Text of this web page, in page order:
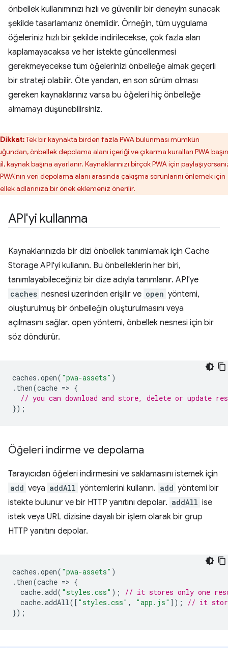
önbellek kullanımınızı hızlı ve güvenilir bir deneyim sunacak
şekilde tasarlamanız önemlidir. Örneğin, tüm uygulama
öğeleriniz hızlı bir şekilde indirilecekse, çok fazla alan
kaplamayacaksa ve her istekte güncellenmesi
gerekmeyecekse tüm öğelerinizi önbelleğe almak geçerli
bir strateji olabilir. Öte yandan, en son sürüm olması
gereken kaynaklarınız varsa bu öğeleri hiç önbelleğe
almamayı düşünebilirsiniz.
Dikkat:Tek bir kaynakta birden fazla PWA bulunması mümkün
önbellek depolama alanı içeriği ve çıkarma kuralları PWA
kaynak başına ayarlanır. Kaynaklarınızı birçok PWA için
veri depolama alanı arasında çakışma sorunlarını önlemek için
adlarınıza bir önek eklemeniz önerilir.
API'yi kullanma
Kaynaklarınızda bir dizi önbellek tanımlamak için Cache
Storage API'yi kullanın. Bu önbelleklerin her biri,
tanımlayabileceğiniz bir dize adıyla tanımlanır. API'ye
caches nesnesi üzerinden erişilir ve open yöntemi,
oluşturulmuş bir önbelleğin oluşturulmasını veya
açılmasını sağlar. open yöntemi, önbellek nesnesi için bir
söz döndürür.
caches .open( "pwa-assets" )
. then(cache => {
// you can download and store, delete or update
});
Öğeleri indirme ve depolama
Tarayıcıdan öğeleri indirmesini ve saklamasını istemek için
add veya addAll yöntemlerini kullanın. add yöntemi bir
istekte bulunur ve bir HTTP yanıtını depolar. addAll ise
istek veya URL dizisine dayalı bir işlem olarak bir grup
HTTP yanıtını depolar.
caches .open( "pwa-assets" )
. then(cache => {
cache.add( "styles.css" );
// it stores only one
cache.addAll([ "styles.css" , "app.js" ]);
// it
});